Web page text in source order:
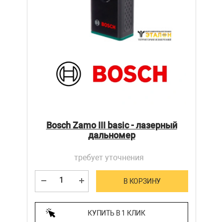
Bosch Zamo III basic - лазерный
дальномер
требует уточнения
В КОРЗИНУ
КУПИТЬ В 1 КЛИК